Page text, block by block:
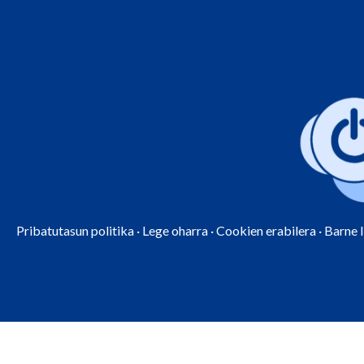
Pribatutasun politika · Lege oharra ·Cookien erabilera · Barne